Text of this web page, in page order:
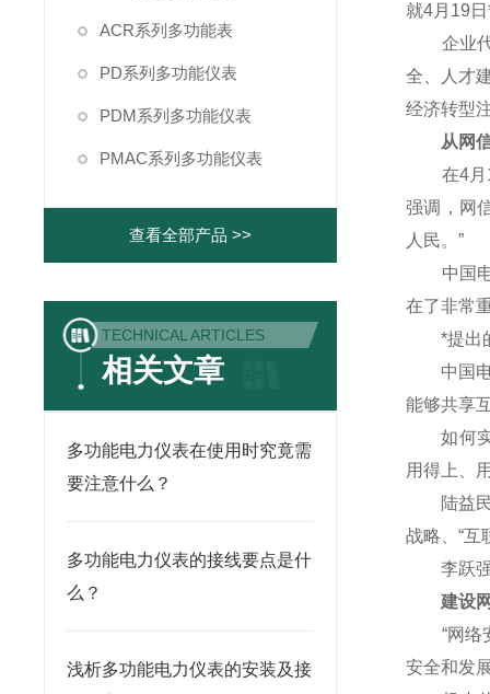
ACR系列多功能表
PD系列多功能仪表
PDM系列多功能仪表
PMAC系列多功能仪表
查看全部产品 >>
TECHNICAL ARTICLES
相关文章
多功能电力仪表在使用时究竟需
要注意什么？
多功能电力仪表的接线要点是什
么？
浅析多功能电力仪表的安装及接
就4月19
企业代
全、人才
经济转型
从网信
在4月19
强调，网
人民。”
中国电
在了非常
*提出的
中国电
能够共享
如何实
用得上、
陆益民
战略、“互
李跃强
建设网
“网络安
安全和发